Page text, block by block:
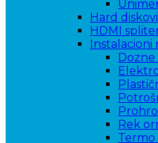
Hard diskovi
HDMI
Instalacioni
Rek
Termo